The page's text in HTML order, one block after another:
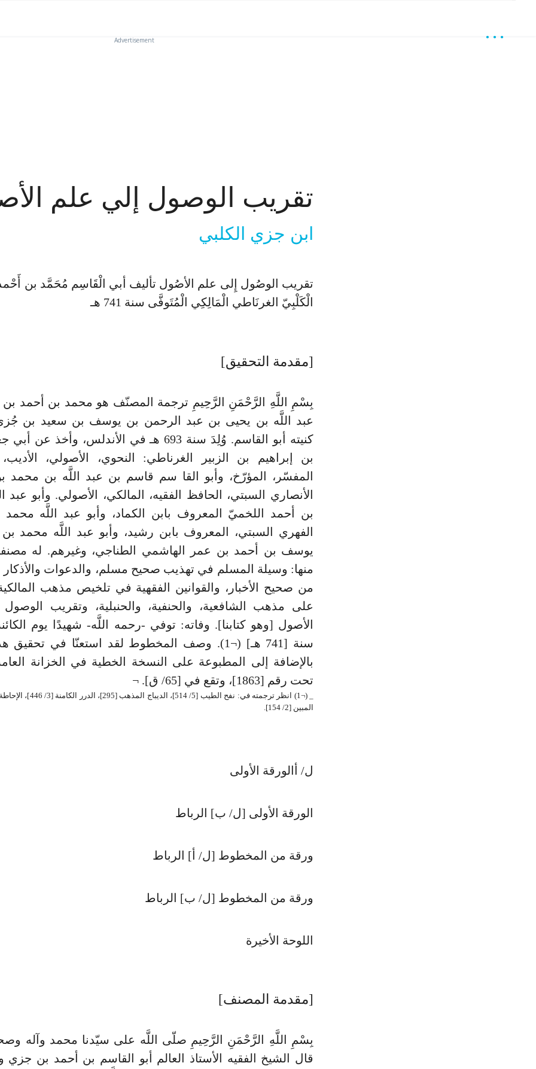
Advertisement
تقريب الوصول إلي علم
ابن جزي الكلبي
تقريب الوصُول إِلى علم الأصُول تأليف أبي الْقَاسِم مُحَمَّد بن
الْكَلْبِيّ الغرنَاطي الْمَالِكِي الْمُتَوفَّى سنة 741 هـ
[مقدمة التحقيق]
بِسْمِ اللَّهِ الرَّحْمَنِ الرَّحِيمِ ترجمة المصنّف هو محمد بن أحمد
عبد اللَّه بن يحيى بن عبد الرحمن بن يوسف بن سعيد بن جُزي
كنيته أبو القاسم. وُلِدَ سنة 693 هـ في الأندلس، وأخذ
بن إبراهيم بن الزبير الغرناطي: النحوي، الأصولي،
المفسّر، المؤرّخ، وأبو القا سم قاسم بن عبد اللَّه بن محمد
الأنصاري السبتي، الحافظ الفقيه، المالكي، الأصولي. وأبو عبد
بن أحمد اللخميّ المعروف بابن الكماد، وأبو عبد اللَّه
الفهري السبتي، المعروف بابن رشيد، وأبو عبد اللَّه محمد
يوسف بن أحمد بن عمر الهاشمي الطناجي، وغيرهم. له
منها: وسيلة المسلم في تهذيب صحيح مسلم، والدعوات والأذكار
من صحيح الأخبار، والقوانين الفقهية في تلخيص مذهب المالكية،
على مذهب الشافعية، والحنفية، والحنبلية، وتقريب
الأصول [وهو كتابنا]. وفاته: توفي -رحمه اللَّه- شهيدًا يوم
سنة [741 هـ] (¬1). وصف المخطوط لقد استعنّا في تحقيق
بالإضافة إلى المطبوعة على النسخة الخطية في الخزانة
تحت رقم [1863]، وتقع في [65/ ق]. ¬
المبين [2/ 154].
ل/ أالورقة الأولى
الورقة الأولى [ل/ ب] الرباط
ورقة من المخطوط [ل/ أ] الرباط
ورقة من المخطوط [ل/ ب] الرباط
اللوحة الأخيرة
[مقدمة المصنف]
بِسْمِ اللَّهِ الرَّحْمَنِ الرَّحِيمِ صلّى اللَّه على سيّدنا محمد وآله
قال الشيخ الفقيه الأستاذ العالم أبو القاسم بن أحمد بن جزي